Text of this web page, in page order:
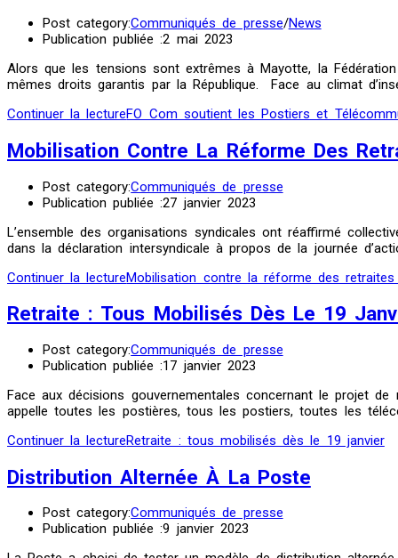
Post category:Communiqués de presse/News
Publication publiée :2 mai 2023
Alors que les tensions sont extrêmes à Mayotte, la
mêmes droits garantis par la République. Face au climat
Continuer la lectureFO Com soutient les Postiers et
Mobilisation Contre La Réforme Des
Post category:Communiqués de presse
Publication publiée :27 janvier 2023
L’ensemble des organisations syndicales ont réaffirmé
dans la déclaration intersyndicale à propos de la journée
Continuer la lectureMobilisation contre la réforme des
Retraite : Tous Mobilisés Dès Le 19
Post category:Communiqués de presse
Publication publiée :17 janvier 2023
Face aux décisions gouvernementales concernant le projet
appelle toutes les postières, tous les postiers, toutes les
Continuer la lectureRetraite : tous mobilisés dès le 19 janvier
Distribution Alternée À La Poste
Post category:Communiqués de presse
Publication publiée :9 janvier 2023